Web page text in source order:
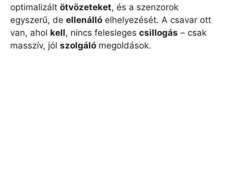
optimalizált ötvözeteket, és a szenzorok
egyszerű, de ellenálló elhelyezését. A csavar ott
van, ahol kell, nincs felesleges csillogás – csak
masszív, jól szolgáló megoldások.